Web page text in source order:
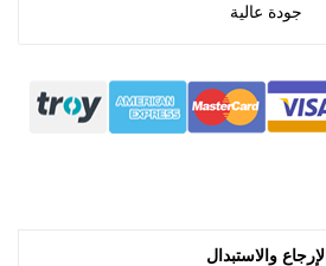
جودة عالية
الإرجاع والاستبدال